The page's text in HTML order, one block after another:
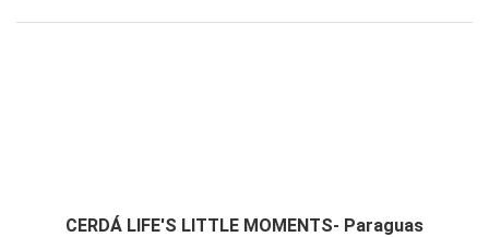
CERDÁ LIFE'S LITTLE MOMENTS- Paraguas